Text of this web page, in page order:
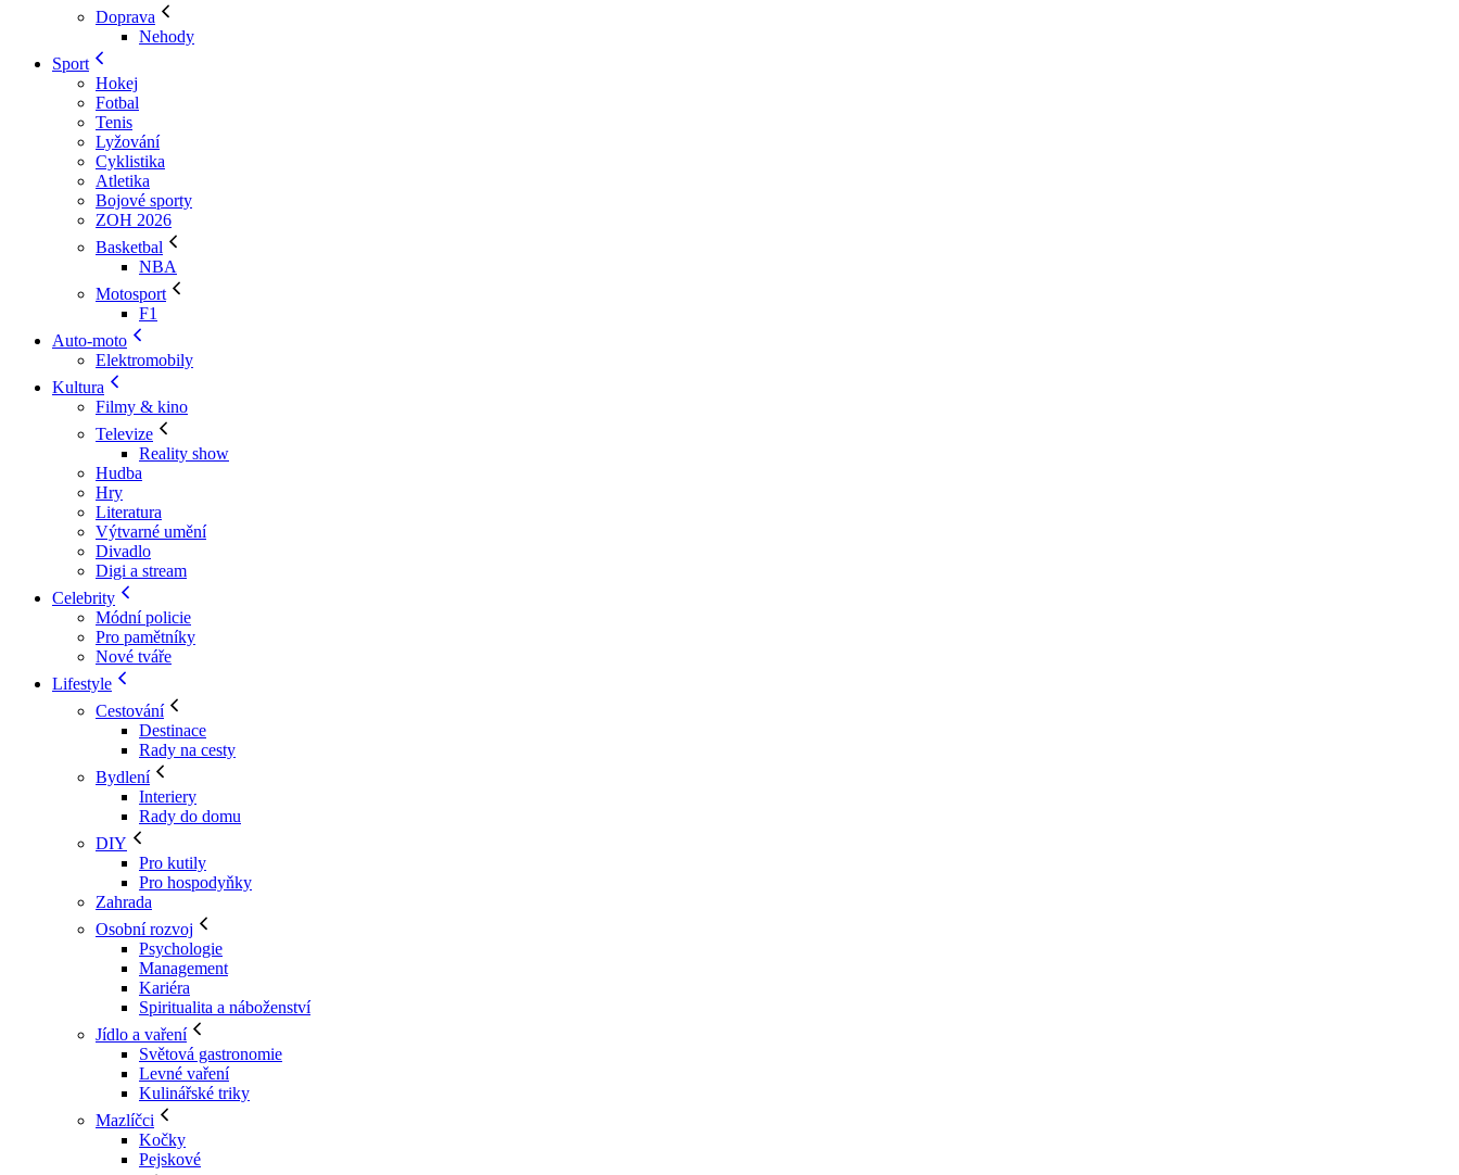
Doprava
Nehody
Sport
Hokej
Fotbal
Tenis
Lyžování
Cyklistika
Atletika
Bojové sporty
ZOH 2026
Basketbal
NBA
Motosport
F1
Auto-moto
Elektromobily
Kultura
Filmy & kino
Televize
Reality show
Hudba
Hry
Literatura
Výtvarné umění
Divadlo
Digi a stream
Celebrity
Módní policie
Pro pamětníky
Nové tváře
Lifestyle
Cestování
Destinace
Rady na cesty
Bydlení
Interiery
Rady do domu
DIY
Pro kutily
Pro hospodyňky
Zahrada
Osobní rozvoj
Psychologie
Management
Kariéra
Spiritualita a náboženství
Jídlo a vaření
Světová gastronomie
Levné vaření
Kulinářské triky
Mazlíčci
Kočky
Pejskové